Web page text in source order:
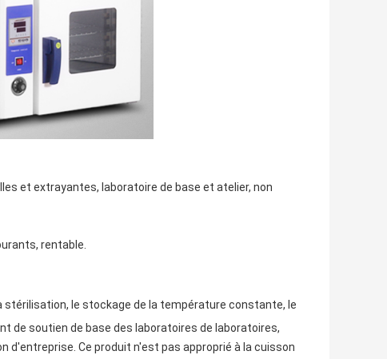
et extrayantes, laboratoire de base et atelier, non
rentable.
le stockage de la température constante, le
de soutien de base des laboratoires de laboratoires,
Ce produit n'est pas approprié à la cuisson